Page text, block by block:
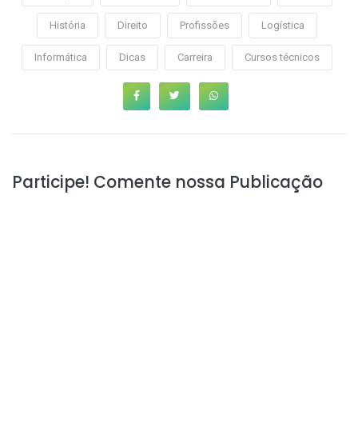
História Direito Profissões Logística
Informática Dicas Carreira Cursos técnicos
Participe! Comente nossa Publicação